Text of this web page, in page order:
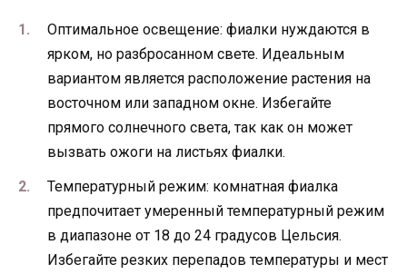
Оптимальное освещение: фиалки нуждаются в
ярком, но разбросанном свете. Идеальным
вариантом является расположение растения на
восточном или западном окне. Избегайте
прямого солнечного света, так как он может
вызвать ожоги на листьях фиалки.
Температурный режим: комнатная фиалка
предпочитает умеренный температурный режим
в диапазоне от 18 до 24 градусов Цельсия.
Избегайте резких перепадов температуры и мест